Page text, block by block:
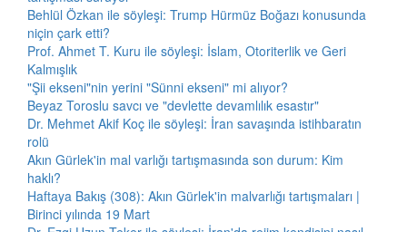
Behlül Özkan ile söyleşi: Trump Hürmüz Boğazı konusunda
niçin çark etti?
Prof. Ahmet T. Kuru ile söyleşi: İslam, Otoriterlik ve Geri
Kalmışlık
"Şii ekseni"nin yerini "Sünni ekseni" mi alıyor?
Beyaz Toroslu savcı ve "devlette devamlılık esastır"
Dr. Mehmet Akif Koç ile söyleşi: İran savaşında istihbaratın
rolü
Akın Gürlek'in mal varlığı tartışmasında son durum: Kim
haklı?
Haftaya Bakış (308): Akın Gürlek'in malvarlığı tartışmaları |
Birinci yılında 19 Mart